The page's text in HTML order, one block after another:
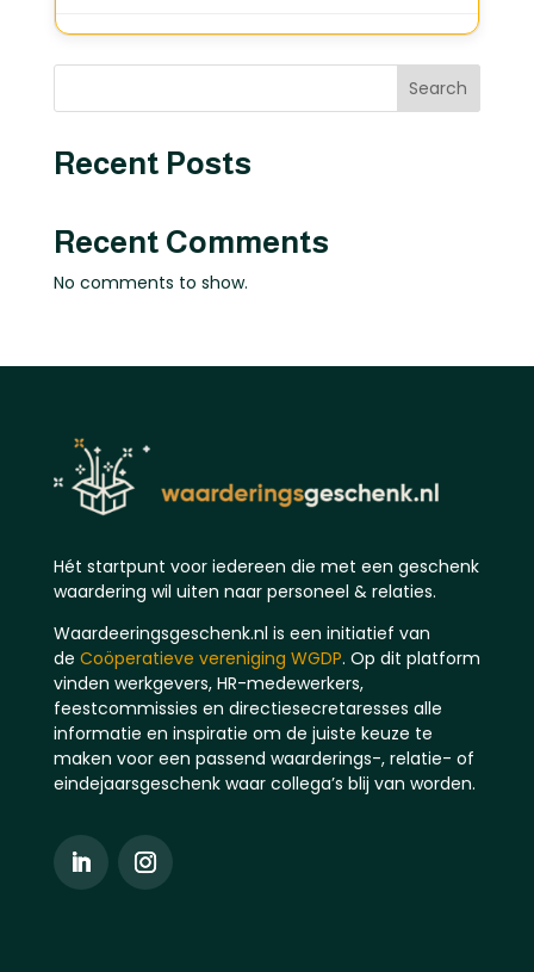
Search
Recent Posts
Recent Comments
No comments to show.
Hét startpunt voor iedereen die met een geschenk
waardering wil uiten naar personeel & relaties.
Waardeeringsgeschenk.nl is een initiatief van
de Coöperatieve vereniging WGDP. Op dit platform
vinden werkgevers, HR-medewerkers,
feestcommissies en directiesecretaresses alle
informatie en inspiratie om de juiste keuze te
maken voor een passend waarderings-, relatie- of
eindejaarsgeschenk waar collega’s blij van worden.